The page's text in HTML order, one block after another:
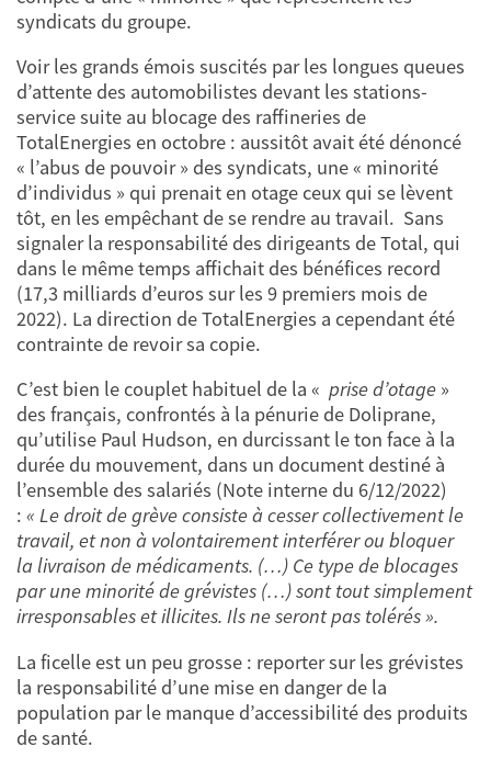
syndicats du groupe.
Voir les grands émois suscités par les longues queues
d’attente des automobilistes devant les stations-
service suite au blocage des raffineries de
TotalEnergies en octobre : aussitôt avait été dénoncé
« l’abus de pouvoir » des syndicats, une « minorité
d’individus » qui prenait en otage ceux qui se lèvent
tôt, en les empêchant de se rendre au travail. Sans
signaler la responsabilité des dirigeants de Total, qui
dans le même temps affichait des bénéfices record
(17,3 milliards d’euros sur les 9 premiers mois de
2022). La direction de TotalEnergies a cependant été
contrainte de revoir sa copie.
C’est bien le couplet habituel de la « prise d’otage »
des français, confrontés à la pénurie de Doliprane,
qu’utilise Paul Hudson, en durcissant le ton face à la
durée du mouvement, dans un document destiné à
l’ensemble des salariés (Note interne du 6/12/2022)
: « Le droit de grève consiste à cesser collectivement le
travail, et non à volontairement interférer ou bloquer
la livraison de médicaments. (…) Ce type de blocages
par une minorité de grévistes (…) sont tout simplement
irresponsables et illicites. Ils ne seront pas tolérés ».
La ficelle est un peu grosse : reporter sur les grévistes
la responsabilité d’une mise en danger de la
population par le manque d’accessibilité des produits
de santé.